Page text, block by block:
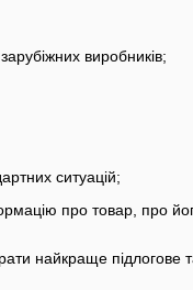
виробників;
ситуацій;
про товар, про
найкраще підлогове